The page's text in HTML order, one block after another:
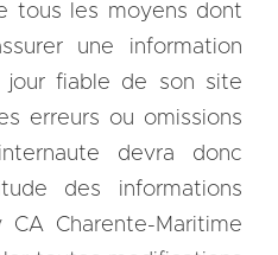
tous les moyens dont
une information
fiable de son site
erreurs ou omissions
devra donc
des informations
Charente-Maritime